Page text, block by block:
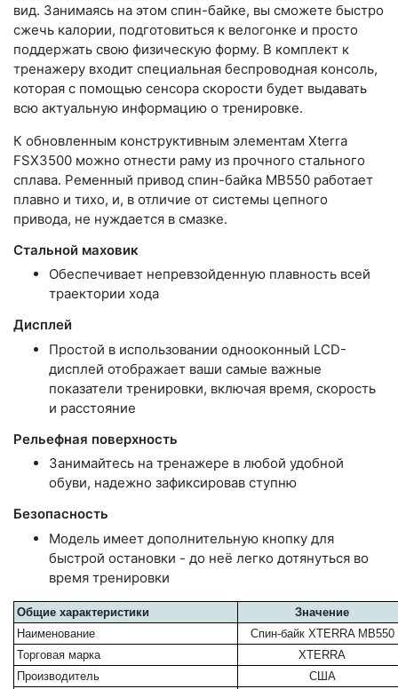
вид. Занимаясь на этом спин-байке, вы сможете быстро
сжечь калории, подготовиться к велогонке и просто
поддержать свою физическую форму. В комплект к
тренажеру входит специальная беспроводная консоль,
которая с помощью сенсора скорости будет выдавать
всю актуальную информацию о тренировке.
К обновленным конструктивным элементам Xterra
FSX3500 можно отнести раму из прочного стального
сплава. Ременный привод спин-байка MB550 работает
плавно и тихо, и, в отличие от системы цепного
привода, не нуждается в смазке.
Стальной маховик
Обеспечивает непревзойденную плавность всей
траектории хода
Дисплей
Простой в использовании однооконный LCD-
дисплей отображает ваши самые важные
показатели тренировки, включая время, скорость
и расстояние
Рельефная поверхность
Занимайтесь на тренажере в любой удобной
обуви, надежно зафиксировав ступню
Безопасность
Модель имеет дополнительную кнопку для
быстрой остановки - до неё легко дотянуться во
время тренировки
Общие характеристики
Значение
Наименование
Спин-байк XTERRA MB550
Торговая марка
XTERRA
Производитель
США